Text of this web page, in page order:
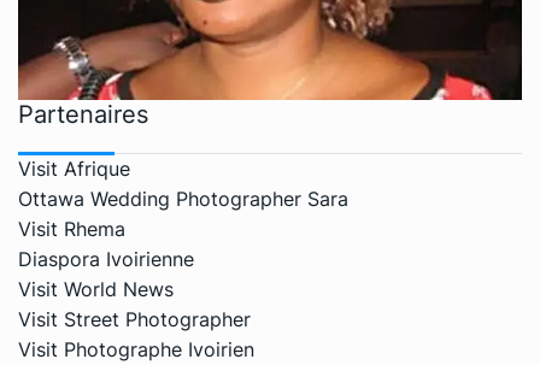
Partenaires
Visit Afrique
Ottawa Wedding Photographer Sara
Visit Rhema
Diaspora Ivoirienne
Visit World News
Visit Street Photographer
Visit Photographe Ivoirien